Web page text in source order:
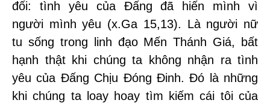
đối: tình yêu của Đấng đã hiến mình vì
người mình yêu (x.Ga 15,13). Là người nữ
tu sống trong linh đạo Mến Thánh Giá, bất
hạnh thật khi chúng ta không nhận ra tình
yêu của Đấng Chịu Đóng Đinh. Đó là những
khi chúng ta loay hoay tìm kiếm cái tôi của